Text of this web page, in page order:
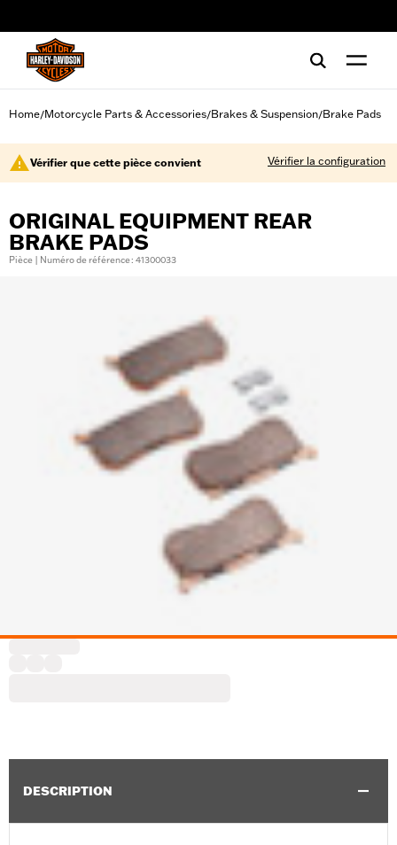
Home/Motorcycle Parts & Accessories/Brakes & Suspension/Brake Pads
Vérifier que cette pièce convient Vérifier la configuration
ORIGINAL EQUIPMENT REAR
BRAKE PADS
Pièce | Numéro de référence : 41300033
DESCRIPTION